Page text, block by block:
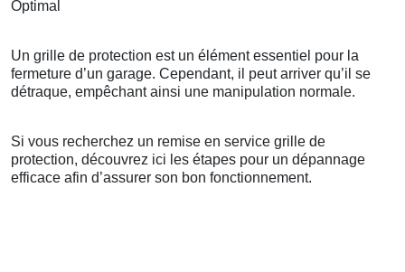
Optimal
Un grille de protection est un élément essentiel pour la
fermeture d’un garage. Cependant, il peut arriver qu’il se
détraque, empêchant ainsi une manipulation normale.
Si vous recherchez un remise en service grille de
protection, découvrez ici les étapes pour un dépannage
efficace afin d’assurer son bon fonctionnement.